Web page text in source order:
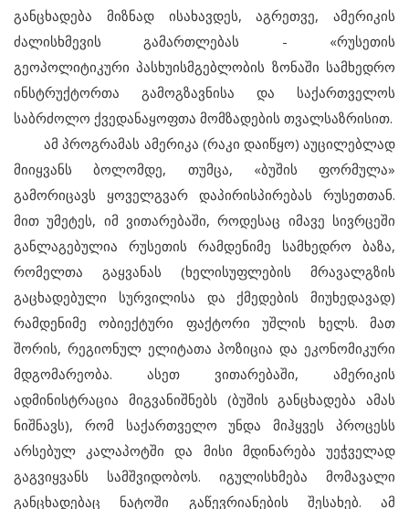
განცხადება მიზნად ისახავდეს, აგრეთვე, ამერიკის
ძალისხმევის გამართლებას - «რუსეთის
გეოპოლიტიკური პასხუისმგებლობის ზონაში სამხედრო
ინსტრუქტორთა გამოგზავნისა და საქართველოს
საბრძოლო ქვედანაყოფთა მომზადების თვალსაზრისით.
ამ პროგრამას ამერიკა (რაკი დაიწყო) აუცილებლად
მიიყვანს ბოლომდე, თუმცა, «ბუშის ფორმულა»
გამორიცავს ყოველგვარ დაპირისპირებას რუსეთთან.
მით უმეტეს, იმ ვითარებაში, როდესაც იმავე სივრცეში
განლაგებულია რუსეთის რამდენიმე სამხედრო ბაზა,
რომელთა გაყვანას (ხელისუფლების მრავალგზის
გაცხადებული სურვილისა და ქმედების მიუხედავად)
რამდენიმე ობიექტური ფაქტორი უშლის ხელს. მათ
შორის, რეგიონულ ელიტათა პოზიცია და ეკონომიკური
მდგომარეობა. ასეთ ვითარებაში, ამერიკის
ადმინისტრაცია მიგვანიშნებს (ბუშის განცხადება ამას
ნიშნავს), რომ საქართველო უნდა მიჰყვეს პროცესს
არსებულ კალაპოტში და მისი მდინარება უეჭველად
გაგვიყვანს სამშვიდობოს. იგულისხმება მომავალი
განცხადებაც ნატოში გაწევრიანების შესახებ. ამ